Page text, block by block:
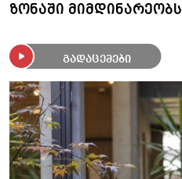
ზონაში მიმდინარეობს
გადაცემები